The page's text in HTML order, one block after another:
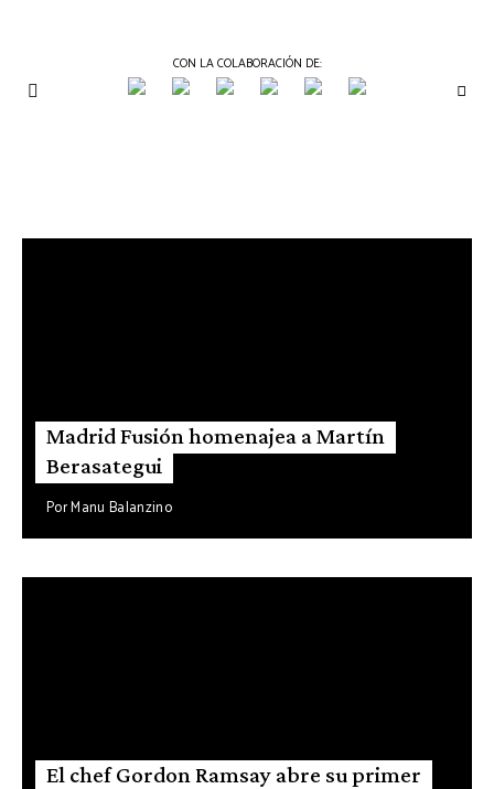
CON LA COLABORACIÓN DE:
Madrid Fusión homenajea a Martín
Berasategui
PorManu Balanzino
El chef Gordon Ramsay abre su primer